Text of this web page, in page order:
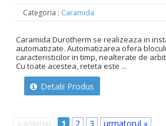
Categoria : Caramida
Caramida Durotherm se realizeaza in
automatizate. Automatizarea ofera
caracteristicilor in timp, nealterate de
Cu toate acestea, reteta este ...
Detalii Produs
« anterior 1 2 3 urmatorul »